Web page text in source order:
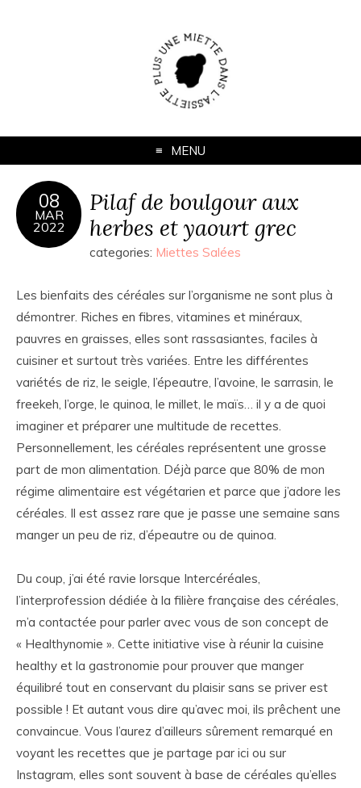
MENU
08
MAR
2022
Pilaf de boulgour aux
herbes et yaourt grec
categories: Miettes Salées
Les bienfaits des céréales sur l’organisme ne sont plus à
démontrer. Riches en fibres, vitamines et minéraux,
pauvres en graisses, elles sont rassasiantes, faciles à
cuisiner et surtout très variées. Entre les différentes
variétés de riz, le seigle, l’épeautre, l’avoine, le sarrasin, le
freekeh, l’orge, le quinoa, le millet, le maïs… il y a de quoi
imaginer et préparer une multitude de recettes.
Personnellement, les céréales représentent une grosse
part de mon alimentation. Déjà parce que 80% de mon
régime alimentaire est végétarien et parce que j’adore les
céréales. Il est assez rare que je passe une semaine sans
manger un peu de riz, d’épeautre ou de quinoa.
Du coup, j’ai été ravie lorsque Intercéréales,
l’interprofession dédiée à la filière française des céréales,
m’a contactée pour parler avec vous de son concept de
« Healthynomie ». Cette initiative vise à réunir la cuisine
healthy et la gastronomie pour prouver que manger
équilibré tout en conservant du plaisir sans se priver est
possible ! Et autant vous dire qu’avec moi, ils prêchent une
convaincue. Vous l’aurez d’ailleurs sûrement remarqué en
voyant les recettes que je partage par ici ou sur
Instagram, elles sont souvent à base de céréales qu’elles